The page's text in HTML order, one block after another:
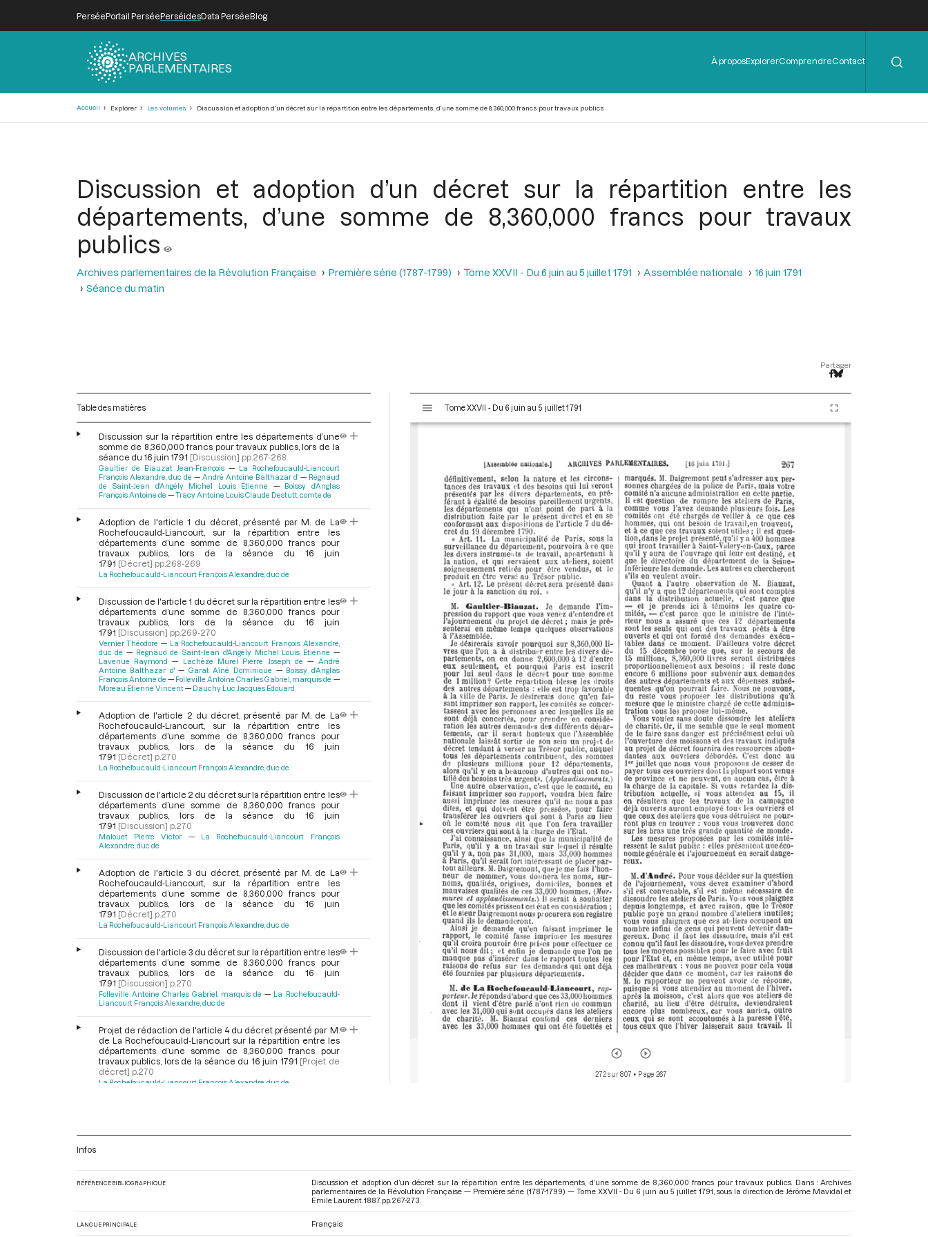
PerséePortail PerséePerséidesData PerséeBlog
ARCHIVES
PARLEMENTAIRES
Menu
de
À proposExplorerComprendreContact
Accueil Explorer Les volumes Discussion et adoption d’un décret sur la répartition entre les départements, d’une somme de 8,360,000 francs pour travaux publics
Discussion et adoption d’un décret sur la répartition entre les
départements, d’une somme de 8,360,000 francs pour travaux
publics
Archives parlementaires de la Révolution Française Première série (1787-1799) Tome XXVII - Du 6 juin au 5 juillet 1791 Assemblée nationale
16 juin 1791
Séance du matin
Partager
Table des matières
Discussion sur la répartition entre les départements d’une
somme de 8,360,000 francs pour travaux publics, lors de la
séance du 16 juin 1791 [Discussion] pp.267-268
Gaultier de Biauzat Jean-François
La Rochefoucauld-Liancourt
François Alexandre, duc de
André Antoine Balthazar d'
Regnaud
de Saint-Jean d'Angély Michel Louis Etienne
Boissy d'Anglas
François Antoine de
Tracy Antoine Louis Claude Destutt, comte de
Adoption de l'article 1 du décret, présenté par M. de La
Rochefoucauld-Liancourt, sur la répartition entre les
départements d’une somme de 8,360,000 francs pour
travaux publics, lors de la séance du 16 juin
1791 [Décret] pp.268-269
La Rochefoucauld-Liancourt François Alexandre, duc de
Discussion de l'article 1 du décret sur la répartition entre les
départements d’une somme de 8,360,000 francs pour
travaux publics, lors de la séance du 16 juin
1791 [Discussion] pp.269-270
Vernier Théodore
La Rochefoucauld-Liancourt François Alexandre,
duc de
Regnaud de Saint-Jean d'Angély Michel Louis Etienne
Lavenue Raymond
Lachèze Murel Pierre Joseph de
André
Antoine Balthazar d'
Garat Aîné Dominique
Boissy d'Anglas
François Antoine de
Folleville Antoine Charles Gabriel, marquis de
Moreau Etienne Vincent
Dauchy Luc Jacques Edouard
Adoption de l'article 2 du décret, présenté par M. de La
Rochefoucauld-Liancourt, sur la répartition entre les
départements d’une somme de 8,360,000 francs pour
travaux publics, lors de la séance du 16 juin
1791 [Décret] p.270
La Rochefoucauld-Liancourt François Alexandre, duc de
Discussion de l'article 2 du décret sur la répartition entre les
départements d’une somme de 8,360,000 francs pour
travaux publics, lors de la séance du 16 juin
1791 [Discussion] p.270
Malouet Pierre Victor
La Rochefoucauld-Liancourt François
Alexandre, duc de
Adoption de l'article 3 du décret, présenté par M. de La
Rochefoucauld-Liancourt, sur la répartition entre les
départements d’une somme de 8,360,000 francs pour
travaux publics, lors de la séance du 16 juin
1791 [Décret] p.270
La Rochefoucauld-Liancourt François Alexandre, duc de
Discussion de l'article 3 du décret sur la répartition entre les
départements d’une somme de 8,360,000 francs pour
travaux publics, lors de la séance du 16 juin
1791 [Discussion] p.270
Folleville Antoine Charles Gabriel, marquis de
La Rochefoucauld-
Liancourt François Alexandre, duc de
Projet de rédaction de l'article 4 du décret présenté par M.
de La Rochefoucauld-Liancourt sur la répartition entre les
départements d’une somme de 8,360,000 francs pour
travaux publics, lors de la séance du 16 juin 1791 [Projet de
décret] p.270
La Rochefoucauld-Liancourt François Alexandre, duc de
Rochefoucauld-Liancourt François Alexandre, duc de
Gombert
Custine de Sarëck
Adam Philippe, comte de
Adoption de l'article 4 du décret, présenté par M. de La
Rochefoucauld-Liancourt, sur la répartition entre les
départements d’une somme de 8,360,000 francs pour
s
Tome XXVII - Du 6 juin au 5 juillet 1791
272 sur 807 • Page 267
Infos
RÉFÉRENCE BIBLIOGRAPHIQUE
Discussion et adoption d’un décret sur la répartition entre les départements, d’une somme de 8,360,000 francs pour travaux publics. Dans : Archives
parlementaires de la Révolution Française — Première série (1787-1799) — Tome XXVII - Du 6 juin au 5 juillet 1791 , sous la direction de Jérôme Mavidal et
Emile Laurent. 1887. pp. 267-273.
LANGUE PRINCIPALE Français